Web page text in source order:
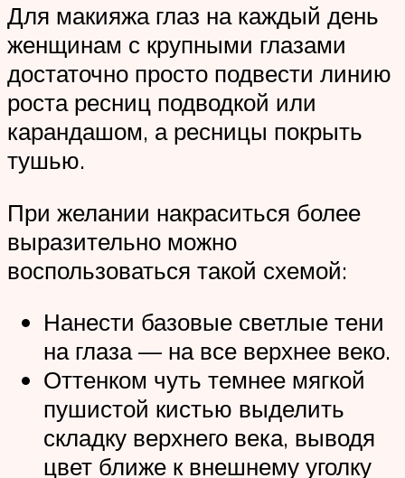
Для макияжа глаз на каждый день
женщинам с крупными глазами
достаточно просто подвести линию
роста ресниц подводкой или
карандашом, а ресницы покрыть
тушью.
При желании накраситься более
выразительно можно
воспользоваться такой схемой:
Нанести базовые светлые тени
на глаза — на все верхнее веко.
Оттенком чуть темнее мягкой
пушистой кистью выделить
складку верхнего века, выводя
цвет ближе к внешнему уголку